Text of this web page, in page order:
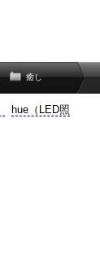
癒し
hue（LED照